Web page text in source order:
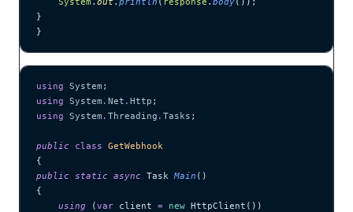
}
}
using System ;
using System . Net . Http ;
using System . Threading . Tasks ;
public class GetWebhook
{
public static async Task Main ()
{
    using
(var client = new HttpClient())